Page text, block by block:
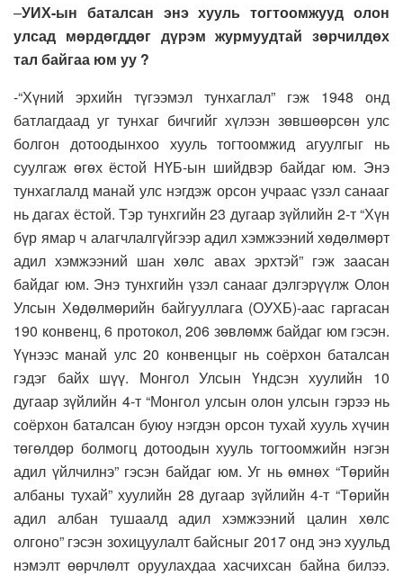
–УИХ-ын баталсан энэ хууль тогтоомжууд олон
улсад мөрдөгддөг дүрэм журмуудтай зөрчилдөх
тал байгаа юм уу ?
-“Хүний эрхийн түгээмэл тунхаглал” гэж 1948 онд
батлагдаад уг тунхаг бичгийг хүлээн зөвшөөрсөн улс
болгон дотоодынхоо хууль тогтоомжид агуулгыг нь
суулгаж өгөх ёстой НҮБ-ын шийдвэр байдаг юм. Энэ
тунхаглалд манай улс нэгдэж орсон учраас үзэл санааг
нь дагах ёстой. Тэр тунхгийн 23 дугаар зүйлийн 2-т “Хүн
бүр ямар ч алагчлалгүйгээр адил хэмжээний хөдөлмөрт
адил хэмжээний шан хөлс авах эрхтэй” гэж заасан
байдаг юм. Энэ тунхгийн үзэл санааг дэлгэрүүлж Олон
Улсын Хөдөлмөрийн байгууллага (ОУХБ)-аас гаргасан
190 конвенц, 6 протокол, 206 зөвлөмж байдаг юм гэсэн.
Үүнээс манай улс 20 конвенцыг нь соёрхон баталсан
гэдэг байх шүү. Монгол Улсын Үндсэн хуулийн 10
дугаар зүйлийн 4-т “Монгол улсын олон улсын гэрээ нь
соёрхон баталсан буюу нэгдэн орсон тухай хууль хүчин
төгөлдөр болмогц дотоодын хууль тогтоомжийн нэгэн
адил үйлчилнэ” гэсэн байдаг юм. Уг нь өмнөх “Төрийн
албаны тухай” хуулийн 28 дугаар зүйлийн 4-т “Төрийн
адил албан тушаалд адил хэмжээний цалин хөлс
олгоно” гэсэн зохицуулалт байсныг 2017 онд энэ хуульд
нэмэлт өөрчлөлт оруулахдаа хасчихсан байна билээ.